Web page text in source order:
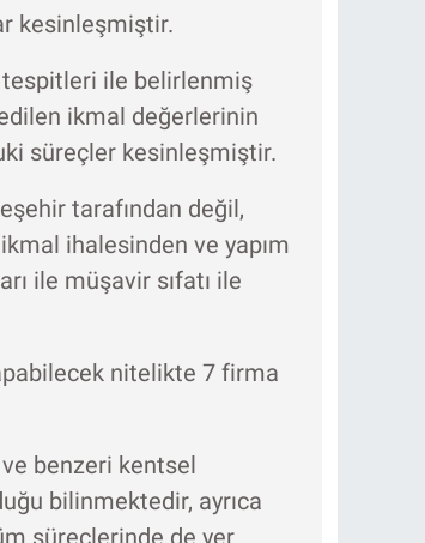
kesinleşmiştir.
ile belirlenmiş
ikmal değerlerinin
süreçler kesinleşmiştir.
tarafından değil,
ihalesinden ve yapım
ile müşavir sıfatı ile
nitelikte 7 firma
benzeri kentsel
bilinmektedir, ayrıca
süreçlerinde de yer